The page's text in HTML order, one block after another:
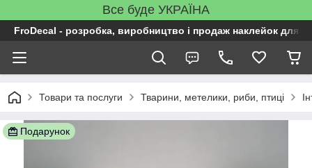
Все буде УКРАЇНА
FroDecal - розробка, виробництво і продаж наклейок для
Товари та послуги Тварини, метелики, риби, птиці
Подарунок